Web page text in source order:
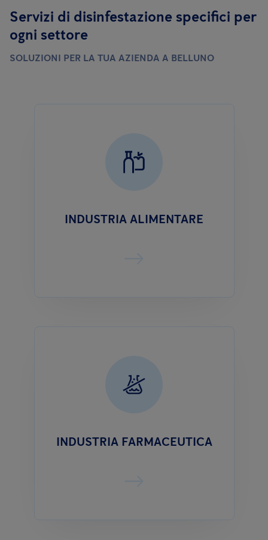
Servizi di disinfestazione specifici per
ogni settore
SOLUZIONI PER LA TUA AZIENDA A BELLUNO
INDUSTRIA ALIMENTARE
INDUSTRIA FARMACEUTICA